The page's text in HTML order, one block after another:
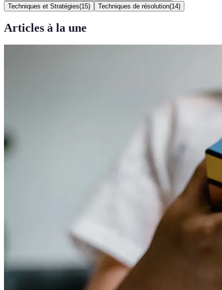
Techniques et Stratégies(15) Techniques de résolution(14)
Articles à la une